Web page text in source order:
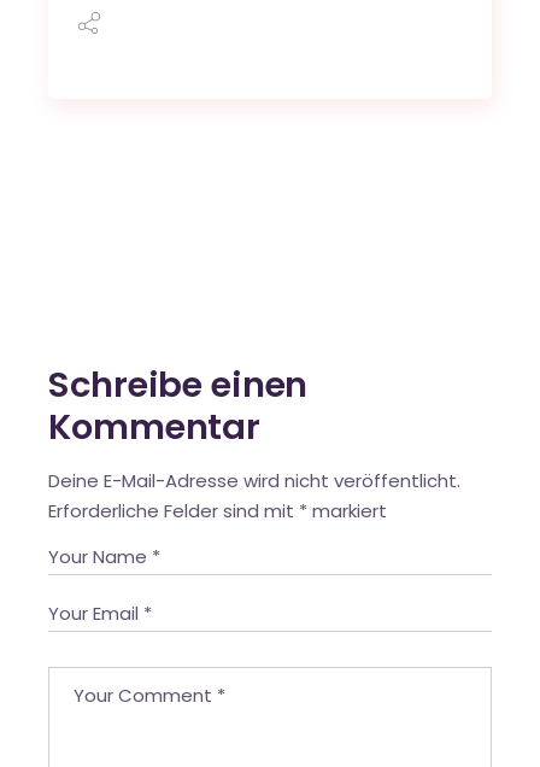
Schreibe einen
Kommentar
Deine E-Mail-Adresse wird nicht veröffentlicht.
Erforderliche Felder sind mit * markiert